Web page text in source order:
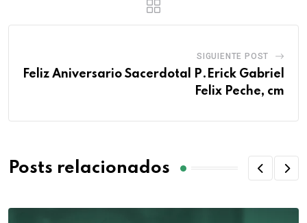
SIGUIENTE POST
Feliz Aniversario Sacerdotal P.Erick Gabriel
Felix Peche, cm
Posts relacionados